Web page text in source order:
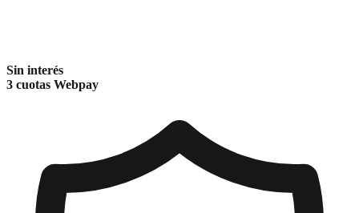
Sin interés
3 cuotas Webpay